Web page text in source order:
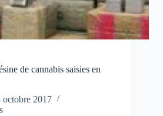
de cannabis saisies en
octobre 2017